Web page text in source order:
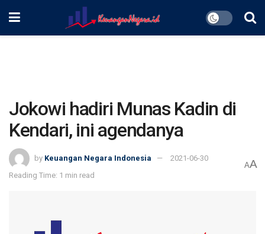
Jokowi hadiri Munas Kadin di
Kendari, ini agendanya
by Keuangan Negara Indonesia
2021-06-30
Reading Time: 1 min read
AA